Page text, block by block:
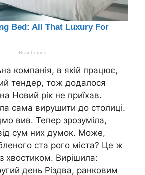
компанія, в якій працює,
тендер, тож додалося
Новий рік не приїхав.
сама вирушити до столиці.
вив. Тепер зрозуміла,
сум них думок. Може,
ста рого міста? Це ж
хвостиком. Вирішила:
день Різдва, ранковим